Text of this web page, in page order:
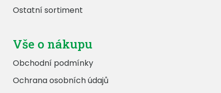
Ostatní sortiment
Vše o nákupu
Obchodní podmínky
Ochrana osobních údajů